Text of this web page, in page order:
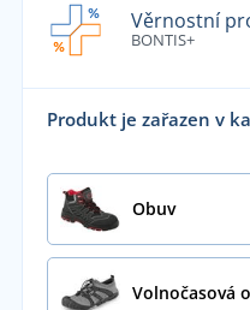
Věrnostní
BONTIS+
Produkt je zařazen v
Obuv
Volnočasová